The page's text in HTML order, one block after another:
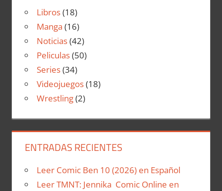
Libros(18)
Manga (16)
Noticias(42)
Peliculas(50)
Series(34)
Videojuegos(18)
Wrestling(2)
ENTRADAS RECIENTES
Leer Comic Ben 10 (2026) en Español
Leer TMNT: Jennika Comic Online en